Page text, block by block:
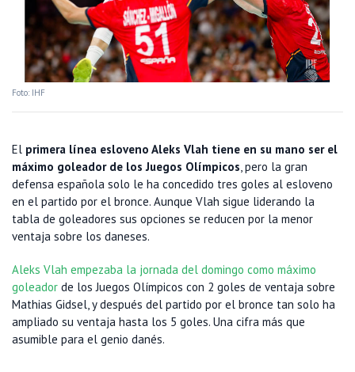
Foto: IHF
El primera línea esloveno Aleks Vlah tiene en su mano ser el
máximo goleador de los Juegos Olímpicos, pero la gran
defensa española solo le ha concedido tres goles al esloveno
en el partido por el bronce. Aunque Vlah sigue liderando la
tabla de goleadores sus opciones se reducen por la menor
ventaja sobre los daneses.
Aleks Vlah empezaba la jornada del domingo como máximo
goleador de los Juegos Olímpicos con 2 goles de ventaja sobre
Mathias Gidsel, y después del partido por el bronce tan solo ha
ampliado su ventaja hasta los 5 goles. Una cifra más que
asumible para el genio danés.